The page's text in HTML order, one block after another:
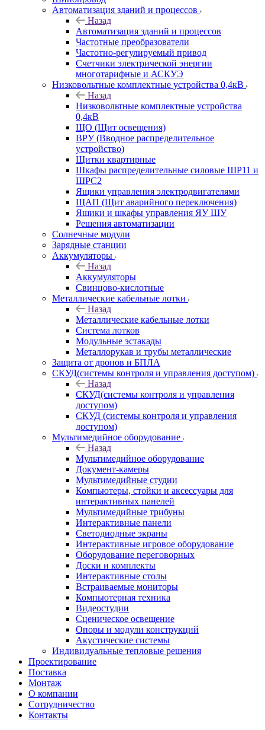
Автоматизация зданий и процессов
Назад
Автоматизация зданий и процессов
Частотные преобразователи
Частотно-регулируемый привод
Счетчики электрической энергии
многотарифные и АСКУЭ
Низковольтные комплектные устройства 0,4кВ
Назад
Низковольтные комплектные устройства
0,4кВ
ЩО (Щит освещения)
ВРУ (Вводное распределительное
устройство)
Щитки квартирные
Шкафы распределительные силовые ШР11 и
ШРС2
Ящики управления электродвигателями
ЩАП (Щит аварийного переключения)
Ящики и шкафы управления ЯУ ШУ
Решения автоматизации
Солнечные модули
Зарядные станции
Аккумуляторы
Назад
Аккумуляторы
Свинцово-кислотные
Металлические кабельные лотки
Назад
Металлические кабельные лотки
Система лотков
Модульные эстакады
Металлорукав и трубы металлические
Защита от дронов и БПЛА
СКУД(системы контроля и управления доступом)
Назад
СКУД(системы контроля и управления
доступом)
СКУД (системы контроля и управления
доступом)
Мультимедийное оборудование
Назад
Мультимедийное оборудование
Документ-камеры
Мультимедийные студии
Компьютеры, стойки и аксессуары для
интерактивных панелей
Мультимедийные трибуны
Интерактивные панели
Светодиодные экраны
Интерактивные игровое оборудование
Оборудование переговорных
Доски и комплекты
Интерактивные столы
Встраиваемые мониторы
Компьютерная техника
Видеостудии
Cценическое освещение
Опоры и модули конструкций
Акустические системы
Индивидуальные тепловые решения
Проектирование
Поставка
Монтаж
О компании
Сотрудничество
Контакты